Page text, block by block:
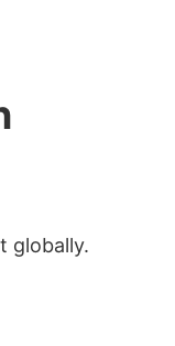
予約12/7〆TVア
ク』 ぷゆこれっ
テリアキーチェ
&時光 青志
(予約受付期間
～ 予約受付期間
厚みのある5mm